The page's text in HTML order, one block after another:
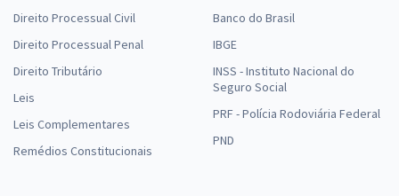
Direito Processual Civil
Direito Processual Penal
Direito Tributário
Leis
Leis Complementares
Remédios Constitucionais
Banco do Brasil
IBGE
INSS - Instituto Nacional do
Seguro Social
PRF - Polícia Rodoviária Federal
PND